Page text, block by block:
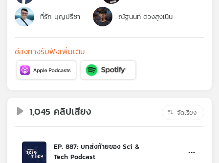
บทความ
ข่าว
ที่รัก บุญปรีชา ณัฐนนท์ ดวงสูงเนิน
ช่องทางรับฟังเพิ่มเติม
1,045 คลิปเสียง จัดเรียง
EP. 887: บทส่งท้ายของ Sci &
Tech Podcast